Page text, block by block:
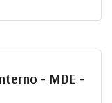
- MDE -